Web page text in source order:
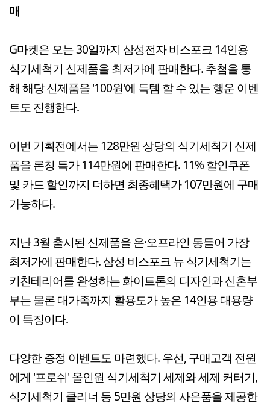
매
G마켓은 오는 30일까지 삼성전자 비스포크 14인용
식기세척기 신제품을 최저가에 판매한다. 추첨을 통
해 해당 신제품을 '100원'에 득템 할 수 있는 행운 이벤
트도 진행한다.
이번 기획전에서는 128만원 상당의 식기세척기 신제
품을 론칭 특가 114만원에 판매한다. 11% 할인쿠폰
및 카드 할인까지 더하면 최종혜택가 107만원에 구매
가능하다.
지난 3월 출시된 신제품을 온·오프라인 통틀어 가장
최저가에 판매한다. 삼성 비스포크 뉴 식기세척기는
키친테리어를 완성하는 화이트톤의 디자인과 신혼부
부는 물론 대가족까지 활용도가 높은 14인용 대용량
이 특징이다.
다양한 증정 이벤트도 마련했다. 우선, 구매고객 전원
에게 '프로쉬' 올인원 식기세척기 세제와 세제 커터기,
식기세척기 클리너 등 5만원 상당의 사은품을 제공한